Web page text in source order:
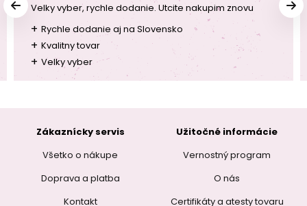
Velky vyber, rychle dodanie. Utcite nakupim znovu
+ Rychle dodanie aj na Slovensko
+ Kvalitny tovar
+ Velky vyber
Zákaznícky servis
Všetko o nákupe
Doprava a platba
Kontakt
Užitočné informácie
Vernostný program
O nás
Certifikáty a atesty tovaru